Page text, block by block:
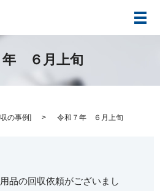
メ
年 ６月上旬
の事例] 令和７年 ６月上旬
品の回収依頼がございまし